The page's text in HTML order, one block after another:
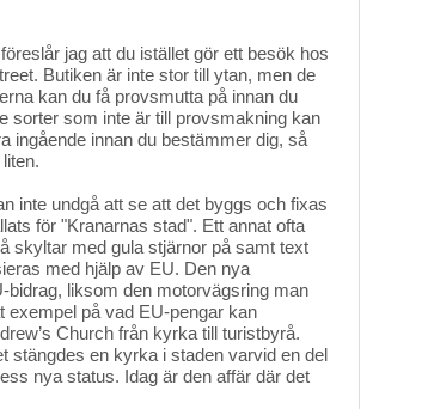
jag att du istället gör ett besök hos
Butiken är inte stor till ytan, men de
kan du få provsmutta på innan du
sorter som inte är till provsmakning kan
ingående innan du bestämmer dig, så
inte undgå att se att det byggs och fixas
för "Kranarnas stad". Ett annat ofta
skyltar med gula stjärnor på samt text
med hjälp av EU. Den nya
liksom den motorvägsring man
exempel på vad EU-pengar kan
Church från kyrka till turistbyrå.
stängdes en kyrka i staden varvid en del
nya status. Idag är den affär där det